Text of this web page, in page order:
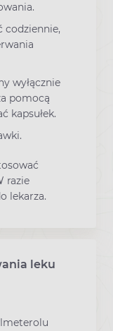
codziennie,
wyłącznie
pomocą
kapsułek.
razie
lekarza.
leku